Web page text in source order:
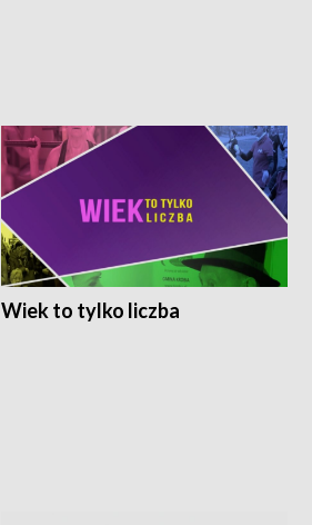
Wiek to tylko liczba